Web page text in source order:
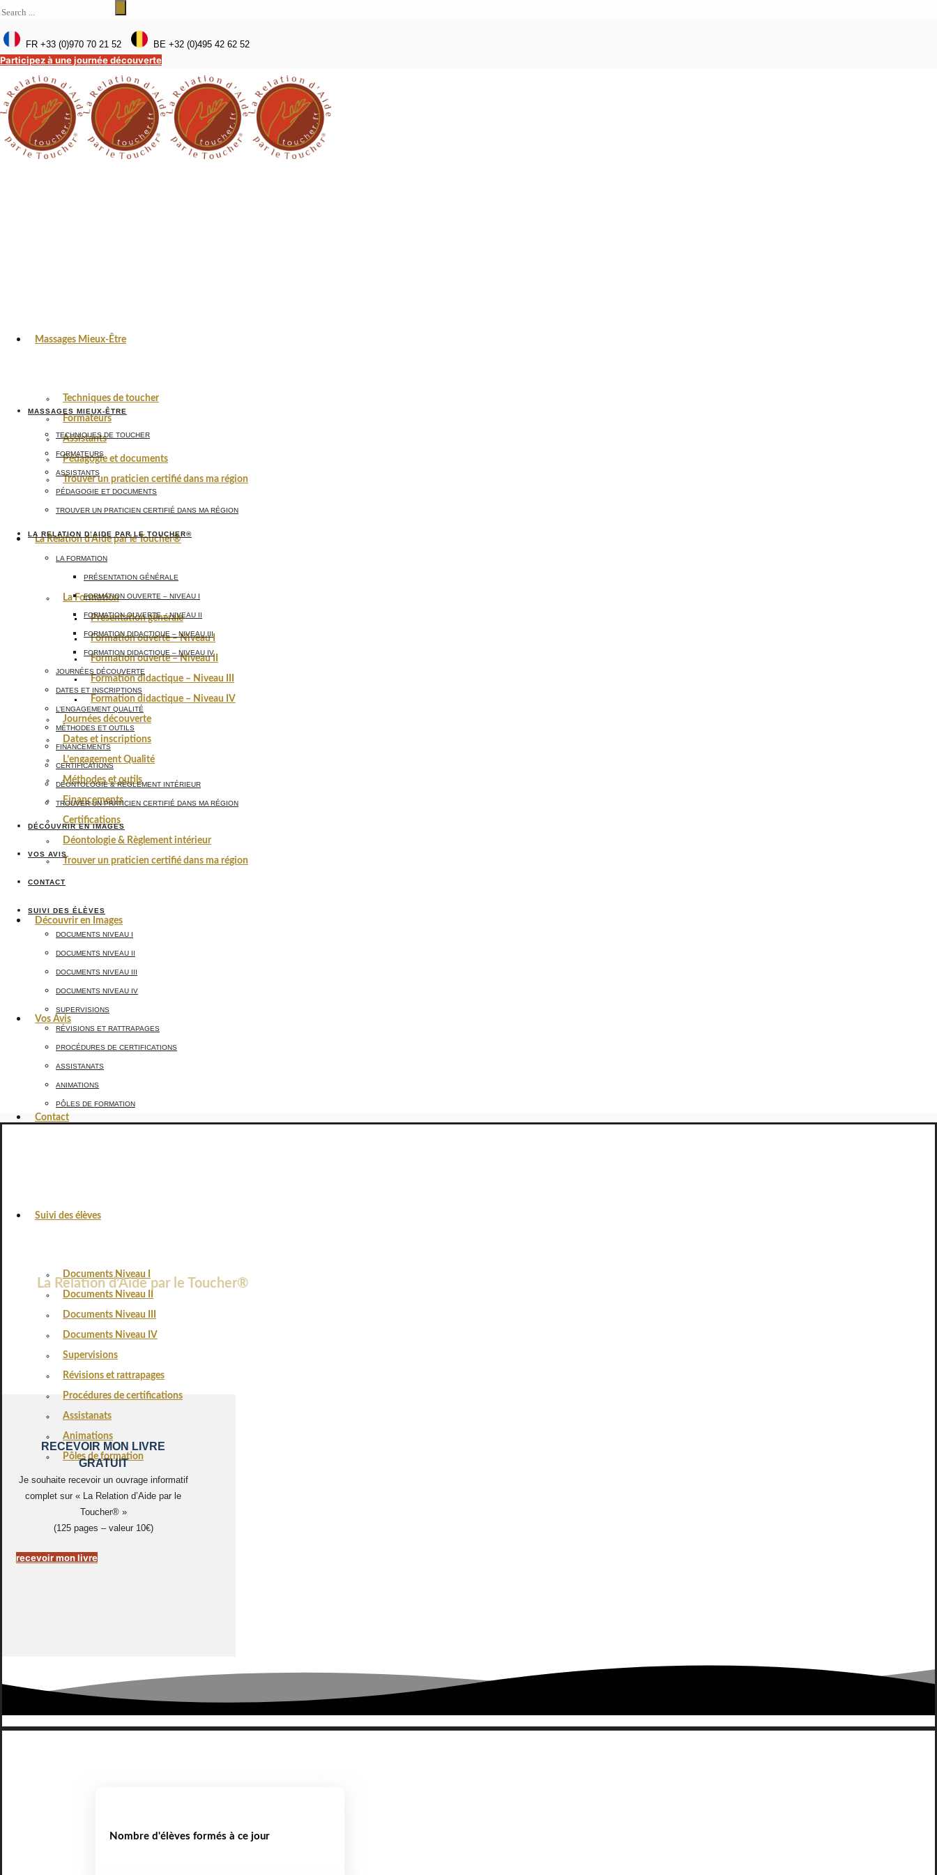
FR +33 (0)970 70 21 52 BE +32 (0)495 42 62 52
Participez à une journée découverte
Massages Mieux-Être
Techniques de toucher
Formateurs
Assistants
Pédagogie et documents
Trouver un praticien certifié dans ma région
La Relation d’Aide par le Toucher®
La Formation
Présentation générale
Formation ouverte – Niveau I
Formation ouverte – Niveau II
Formation didactique – Niveau III
Formation didactique – Niveau IV
Journées découverte
Dates et inscriptions
L’engagement Qualité
Méthodes et outils
Financements
Certifications
Déontologie & Règlement intérieur
Trouver un praticien certifié dans ma région
Découvrir en Images
Vos Avis
Contact
Suivi des élèves
Documents Niveau I
Documents Niveau II
Documents Niveau III
Documents Niveau IV
Supervisions
Révisions et rattrapages
Procédures de certifications
Assistanats
Animations
Pôles de formation
MASSAGES MIEUX-ÊTRE
TECHNIQUES DE TOUCHER
FORMATEURS
ASSISTANTS
PÉDAGOGIE ET DOCUMENTS
TROUVER UN PRATICIEN CERTIFIÉ DANS MA RÉGION
LA RELATION D’AIDE PAR LE TOUCHER®
LA FORMATION
PRÉSENTATION GÉNÉRALE
FORMATION OUVERTE – NIVEAU I
FORMATION OUVERTE – NIVEAU II
FORMATION DIDACTIQUE – NIVEAU III
FORMATION DIDACTIQUE – NIVEAU IV
JOURNÉES DÉCOUVERTE
DATES ET INSCRIPTIONS
L’ENGAGEMENT QUALITÉ
MÉTHODES ET OUTILS
FINANCEMENTS
CERTIFICATIONS
DÉONTOLOGIE & RÈGLEMENT INTÉRIEUR
TROUVER UN PRATICIEN CERTIFIÉ DANS MA RÉGION
DÉCOUVRIR EN IMAGES
VOS AVIS
CONTACT
SUIVI DES ÉLÈVES
DOCUMENTS NIVEAU I
DOCUMENTS NIVEAU II
DOCUMENTS NIVEAU III
DOCUMENTS NIVEAU IV
SUPERVISIONS
RÉVISIONS ET RATTRAPAGES
PROCÉDURES DE CERTIFICATIONS
ASSISTANATS
ANIMATIONS
PÔLES DE FORMATION
La Relation d’Aide par le Toucher®
RECEVOIR MON LIVRE
GRATUIT
Je souhaite recevoir un ouvrage informatif
complet sur « La Relation d’Aide par le
Toucher® »
(125 pages – valeur 10€)
recevoir mon livre
Nombre d'élèves formés à ce jour